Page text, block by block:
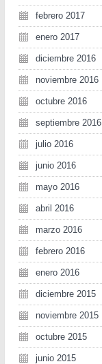
febrero 2017
enero 2017
diciembre 2016
noviembre 2016
octubre 2016
septiembre 2016
julio 2016
junio 2016
mayo 2016
abril 2016
marzo 2016
febrero 2016
enero 2016
diciembre 2015
noviembre 2015
octubre 2015
junio 2015